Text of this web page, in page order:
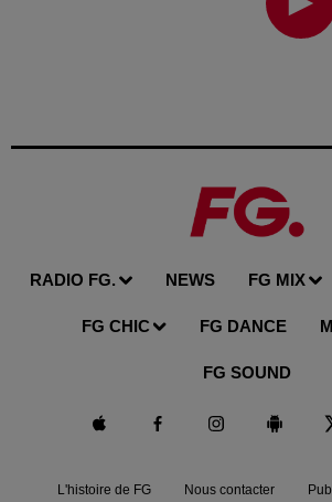
RADIO FG. NEWS FG MIX
FG CHIC FG DANCE
FG SOUND
L'histoire de FG Nous contacter